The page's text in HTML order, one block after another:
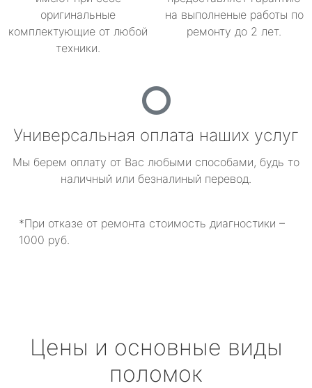
оригинальные
комплектующие от любой
техники.
на выполненые работы по
ремонту до 2 лет.
Универсальная оплата наших услуг
Мы берем оплату от Вас любыми способами, будь то
наличный или безналиный перевод.
*При отказе от ремонта стоимость диагностики –
1000 руб.
Цены и основные виды
поломок